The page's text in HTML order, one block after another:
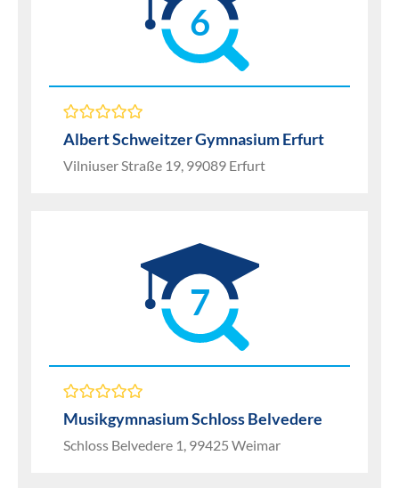
6
Albert Schweitzer Gymnasium Erfurt
Vilniuser Straße 19, 99089 Erfurt
7
Musikgymnasium Schloss Belvedere
Schloss Belvedere 1, 99425 Weimar